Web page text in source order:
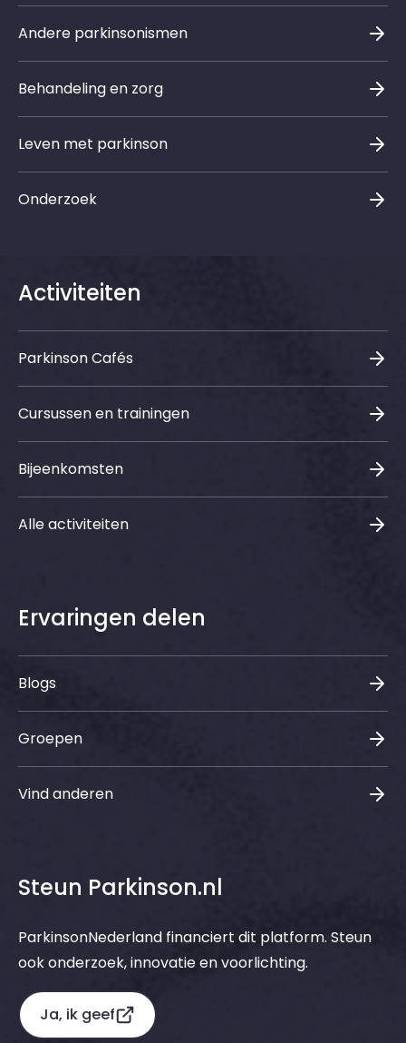
Andere parkinsonismen
Behandeling en zorg
Leven met parkinson
Onderzoek
Activiteiten
Parkinson Cafés
Cursussen en trainingen
Bijeenkomsten
Alle activiteiten
Ervaringen delen
Blogs
Groepen
Vind anderen
Steun Parkinson.nl
ParkinsonNederland financiert dit platform. Steun
ook onderzoek, innovatie en voorlichting.
Ja, ik geef